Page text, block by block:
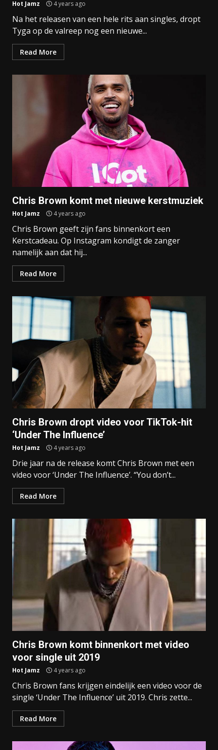
Hot Jamz 4 years ago
Na het releasen van een hele rits aan singles, dropt
Tyga op de valreep nog een nieuwe...
Read More
Chris Brown komt met nieuwe kerstmuziek
Hot Jamz 4 years ago
Chris Brown geeft zijn fans binnenkort een
Kerstcadeau. Op Instagram kondigt de zanger
namelijk aan dat hij...
Read More
Chris Brown dropt video voor TikTok-hit
‘Under The Influence’
Hot Jamz 4 years ago
Drie jaar na de release komt Chris Brown met een
video voor ‘Under The Influence’. “You don’t...
Read More
Chris Brown komt binnenkort met video
voor single uit 2019
Hot Jamz 4 years ago
Chris Brown fans krijgen eindelijk een video voor de
single ‘Under The Influence’ uit 2019. Chris zette...
Read More